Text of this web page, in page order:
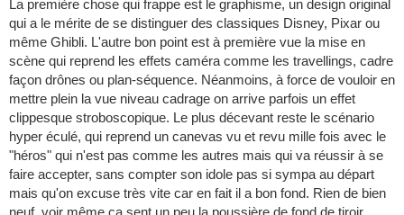
La première chose qui frappe est le graphisme, un design original
qui a le mérite de se distinguer des classiques Disney, Pixar ou
même Ghibli. L'autre bon point est à première vue la mise en
scène qui reprend les effets caméra comme les travellings, cadre
façon drônes ou plan-séquence. Néanmoins, à force de vouloir en
mettre plein la vue niveau cadrage on arrive parfois un effet
clippesque stroboscopique. Le plus décevant reste le scénario
hyper éculé, qui reprend un canevas vu et revu mille fois avec le
"héros" qui n'est pas comme les autres mais qui va réussir à se
faire accepter, sans compter son idole pas si sympa au départ
mais qu'on excuse très vite car en fait il a bon fond. Rien de bien